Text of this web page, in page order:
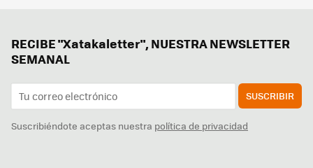
RECIBE "Xatakaletter", NUESTRA NEWSLETTER
SEMANAL
SUSCRIBIR
Suscribiéndote aceptas nuestra política de privacidad